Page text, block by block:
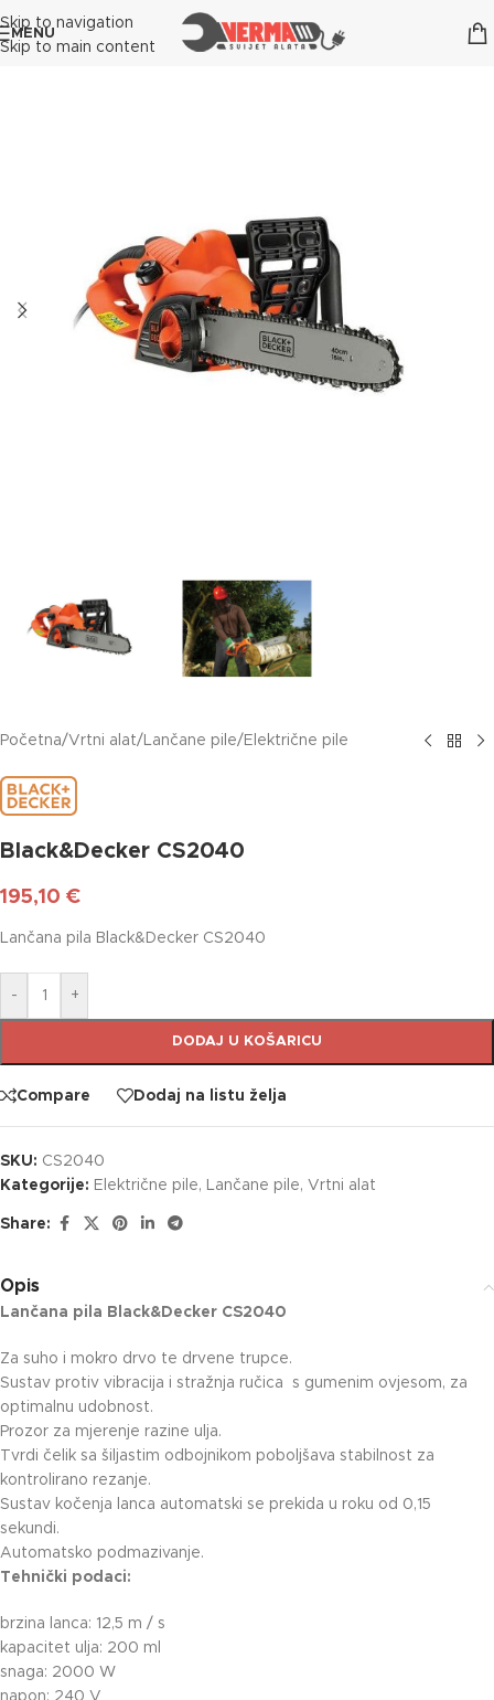
Skip to navigation
Skip to main content
MENU
Početna/Vrtni alat/ Lančane pile/ Električne pile
Black&Decker CS2040
195,10 €
Lančana pila Black&Decker CS2040
- +
DODAJ U KOŠARICU
Compare Dodaj na listu želja
SKU: CS2040
Kategorije: Električne pile, Lančane pile, Vrtni alat
Share:
Opis
Lančana pila Black&Decker CS2040
Za suho i mokro drvo te drvene trupce.
Sustav protiv vibracija i stražnja ručica s gumenim ovjesom, za
optimalnu udobnost.
Prozor za mjerenje razine ulja.
Tvrdi čelik sa šiljastim odbojnikom poboljšava stabilnost za
kontrolirano rezanje.
Sustav kočenja lanca automatski se prekida u roku od 0,15
sekundi.
Automatsko podmazivanje.
Tehnički podaci:
brzina lanca: 12,5 m / s
kapacitet ulja: 200 ml
snaga: 2000 W